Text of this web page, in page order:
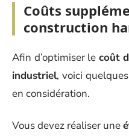
Coûts
construction
Afin d’optimiser le coût
industriel, voici
en considération.
Vous devez réaliser une